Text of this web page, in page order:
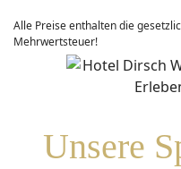
Alle Preise enthalten die
Mehrwertsteuer!
Unsere